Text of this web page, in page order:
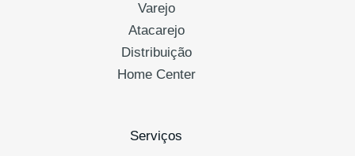
Varejo
Atacarejo
Distribuição
Home Center
Serviços